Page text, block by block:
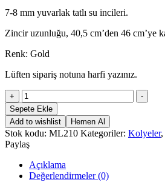
7-8 mm yuvarlak tatlı su incileri.
Zincir uzunluğu, 40,5 cm’den 46 cm’ye
Renk: Gold
Lüften sipariş notuna harfi yazınız.
+
LETTER
PEARL
NECKLACE
adet
-
Sepete Ekle
Add to wishlist
Hemen Al
Stok kodu: ML210 Kategoriler: Kolyeler,
Paylaş
Açıklama
Değerlendirmeler (0)